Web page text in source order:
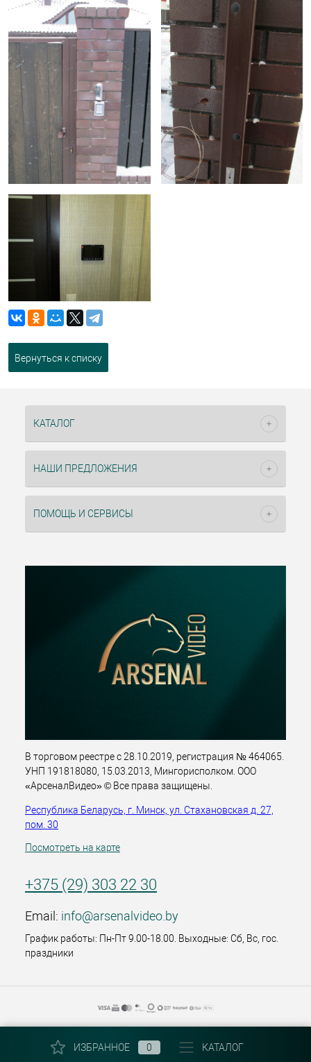
Вернуться к списку
КАТАЛОГ
НАШИ ПРЕДЛОЖЕНИЯ
ПОМОЩЬ И СЕРВИСЫ
В торговом реестре с 28.10.2019, регистрация № 464065.
УНП 191818080, 15.03.2013, Мингорисполком. ООО
«АрсеналВидео» © Все права защищены.
Республика Беларусь, г. Минск, ул. Стахановская д. 27,
пом. 30
Посмотреть на карте
+375 (29) 303 22 30
Email: info@arsenalvideo.by
График работы: Пн-Пт 9.00-18.00. Выходные: Сб, Вс, гос.
праздники
ИЗБРАННОЕ 0 КАТАЛОГ